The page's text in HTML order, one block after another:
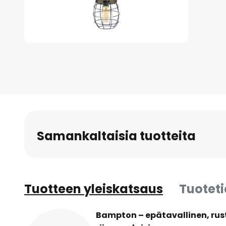
gallery
Samankaltaisia tuotteita
Tuotteen yleiskatsaus
Bampton – epätavallinen,